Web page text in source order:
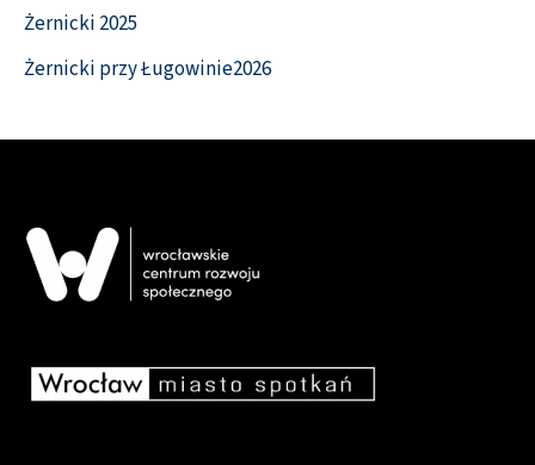
Żernicki 2025
Żernicki przy Ługowinie2026